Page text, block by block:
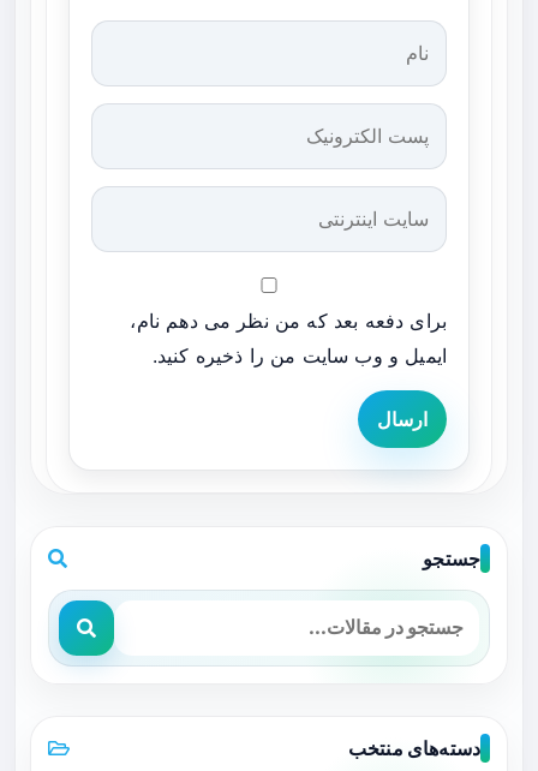
برای دفعه بعد که من نظر می دهم نام،
ایمیل و وب سایت من را ذخیره کنید.
ارسال
جستجو
دسته‌های منتخب